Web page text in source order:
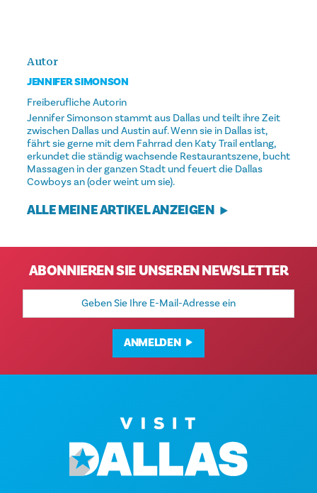
Autor
JENNIFER SIMONSON
Freiberufliche Autorin
Jennifer Simonson stammt aus Dallas und teilt ihre Zeit
zwischen Dallas und Austin auf. Wenn sie in Dallas ist,
fährt sie gerne mit dem Fahrrad den Katy Trail entlang,
erkundet die ständig wachsende Restaurantszene, bucht
Massagen in der ganzen Stadt und feuert die Dallas
Cowboys an (oder weint um sie).
ALLE MEINE ARTIKEL ANZEIGEN
ABONNIEREN SIE UNSEREN NEWSLETTER
E-
Adresse
ANMELDEN